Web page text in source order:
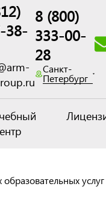
38-
8 (800)
333-00-
28
Санкт-
Петербург
услуг